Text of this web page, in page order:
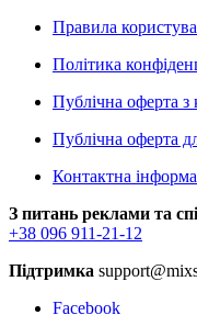
Правила
Політика
Публічна оферта з
Публічна оферта
Контактна
З питань реклами та
+38 096 911-21-12
Підтримка
Facebook